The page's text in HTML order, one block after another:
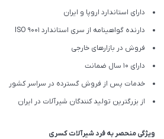
دارای استاندارد اروپا و ایران
دارنده گواهینامه از سری استاندارد ISO 9001
فروش در بازارهای خارجی
دارای 10 سال ضمانت
خدمات پس از فروش گسترده در سراسر کشور
از بزرگترین تولید کنندگان شیرآلات در ایران
ویژگی منحصر به فرد شیرآلات کسری